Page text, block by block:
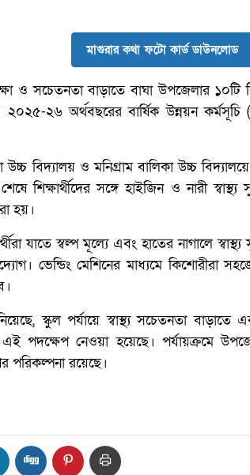
মাগুরার কথা ফটো কার্ড ডাউনলোড
ও সচেতনতা বাড়াতে বাঘা উপজেলার ১০টি
২০২৫-২৬ অর্থবছরের বার্ষিক উন্নয়ন কর্মসূচি
উচ্চ বিদ্যালয় ও মনিগ্রাম বালিকা উচ্চ
শিক্ষার্থীদের সঙ্গে হাইজিন ও নারী
হয়।
যাতে স্বল্প মূল্যে এবং হাতের নাগালে
ভেন্ডিং মেশিনের মাধ্যমে কিশোরীরা
স্কুল পর্যায়ে স্বাস্থ্য সচেতনতা
পদক্ষেপ নেওয়া হয়েছে। পর্যায়ক্রমে
পরিকল্পনা রয়েছে।